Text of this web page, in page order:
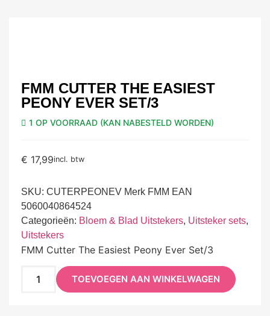
FMM CUTTER THE EASIEST
PEONY EVER SET/3
1 OP VOORRAAD (KAN NABESTELD WORDEN)
€ 17,99incl. btw
SKU: CUTERPEONEV Merk FMM EAN
5060040864524
Categorieën: Bloem & Blad Uitstekers, Uitsteker sets,
Uitstekers
FMM Cutter The Easiest Peony Ever Set/3
TOEVOEGEN AAN WINKELWAGEN